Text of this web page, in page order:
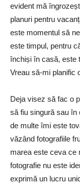
evident mă
planuri pentru
este momentul să
este timpul, pentru
închiși în casă, este
Vreau să-mi planific
Deja visez să fac o
să fiu singură sau în
de multe îmi este
văzând fotografiile
marea este ceva ce
fotografie nu este
exprimă un lucru